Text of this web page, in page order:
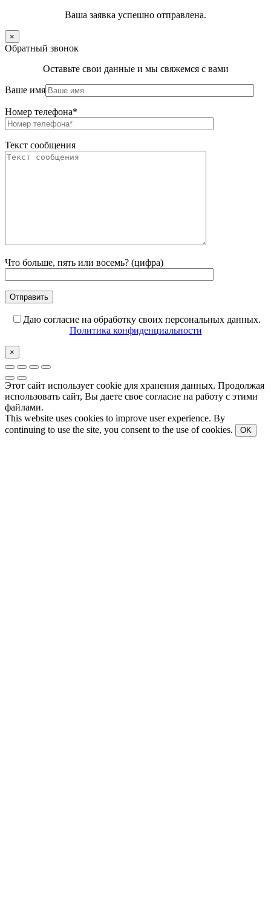
Ваша заявка успешно отправлена.
×
Обратный звонок
Оставьте свои данные и мы свяжемся с вами
Ваше имя
Номер телефона*
Текст сообщения
Что больше, пять или восемь? (цифра)
Даю согласие на обработку своих персональных данных.
Политика конфиденциальности
×
Этот сайт использует cookie для хранения данных. Продолжая
использовать сайт, Вы даете свое согласие на работу с этими
файлами.
This website uses cookies to improve user experience. By
continuing to use the site, you consent to the use of cookies.
OK